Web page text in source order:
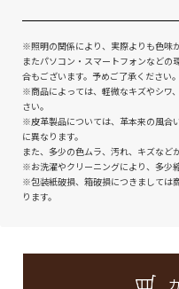
※照明の関係により、実際よりも色味
またパソコン・スマートフォンなどの
合もございます。予めご了承ください。
※商品によっては、軽微なキズやシワ
さい。
※皮革製品については、革本来の風合
に異なります。
また、多少の色ムラ、汚れ、キズなど
※お洗濯やクリーニングにより、多少
※包装紙破損、箱破損につきましては
ります。